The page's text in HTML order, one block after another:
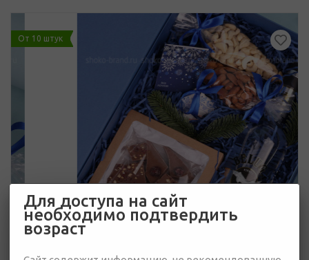
От 10 штук
Для доступа на сайт
необходимо подтвердить
возраст